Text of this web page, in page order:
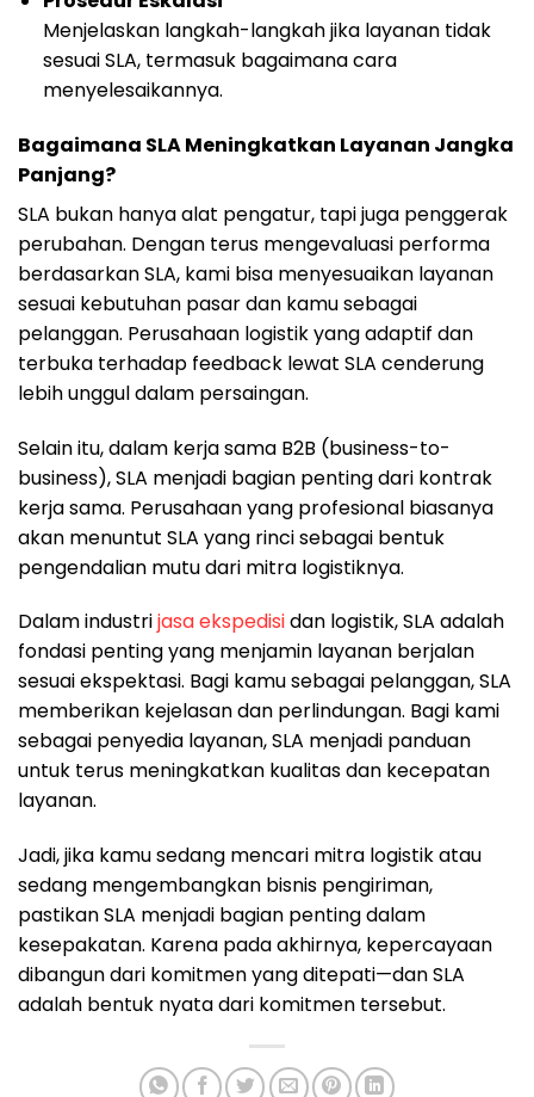
Menjelaskan langkah-langkah jika layanan tidak
sesuai SLA, termasuk bagaimana cara
menyelesaikannya.
Bagaimana SLA Meningkatkan Layanan Jangka
Panjang?
SLA bukan hanya alat pengatur, tapi juga penggerak
perubahan. Dengan terus mengevaluasi performa
berdasarkan SLA, kami bisa menyesuaikan layanan
sesuai kebutuhan pasar dan kamu sebagai
pelanggan. Perusahaan logistik yang adaptif dan
terbuka terhadap feedback lewat SLA cenderung
lebih unggul dalam persaingan.
Selain itu, dalam kerja sama B2B (business-to-
business), SLA menjadi bagian penting dari kontrak
kerja sama. Perusahaan yang profesional biasanya
akan menuntut SLA yang rinci sebagai bentuk
pengendalian mutu dari mitra logistiknya.
Dalam industrijasa ekspedisidan logistik, SLA adalah
fondasi penting yang menjamin layanan berjalan
sesuai ekspektasi. Bagi kamu sebagai pelanggan, SLA
memberikan kejelasan dan perlindungan. Bagi kami
sebagai penyedia layanan, SLA menjadi panduan
untuk terus meningkatkan kualitas dan kecepatan
layanan.
Jadi, jika kamu sedang mencari mitra logistik atau
sedang mengembangkan bisnis pengiriman,
pastikan SLA menjadi bagian penting dalam
kesepakatan. Karena pada akhirnya, kepercayaan
dibangun dari komitmen yang ditepati—dan SLA
adalah bentuk nyata dari komitmen tersebut.